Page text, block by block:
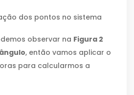
dos pontos no sistema
observar na Figura 2
, então vamos aplicar o
para calcularmos a